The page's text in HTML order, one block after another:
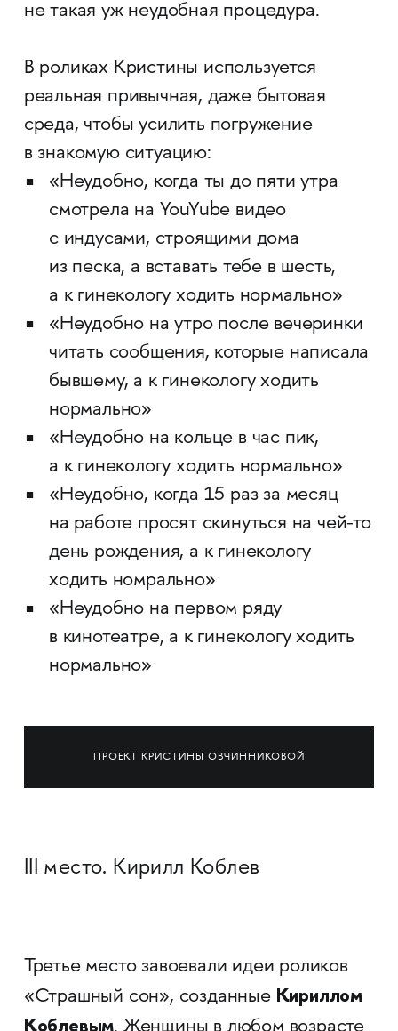
не такая уж неудобная процедура.
В роликах Кристины используется
реальная привычная, даже бытовая
среда, чтобы усилить погружение
в знакомую ситуацию:
«Неудобно, когда ты до пяти утра
смотрела на YouYube видео
с индусами, строящими дома
из песка, а вставать тебе в шесть,
а к гинекологу ходить нормально»
«Неудобно на утро после вечеринки
читать сообщения, которые написала
бывшему, а к гинекологу ходить
нормально»
«Неудобно на кольце в час пик,
а к гинекологу ходить нормально»
«Неудобно, когда 15 раз за месяц
на работе просят скинуться на чей-то
день рождения, а к гинекологу
ходить номрально»
«Неудобно на первом ряду
в кинотеатре, а к гинекологу ходить
нормально»
ПРОЕКТ КРИСТИНЫ ОВЧИННИКОВОЙ
III место. Кирилл Коблев
Третье место завоевали идеи роликов
«Страшный сон», созданные Кириллом
Коблевым